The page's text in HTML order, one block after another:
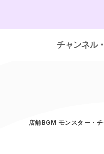
チャンネル
店舗BGM モンスター・